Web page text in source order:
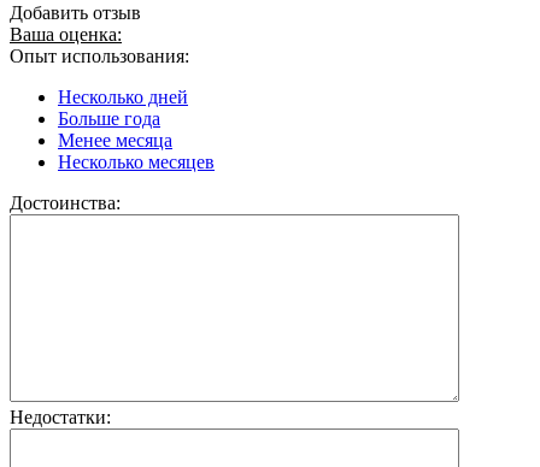
Добавить отзыв
Ваша оценка:
Опыт использования:
Несколько дней
Больше года
Менее месяца
Несколько месяцев
Достоинства:
Недостатки: